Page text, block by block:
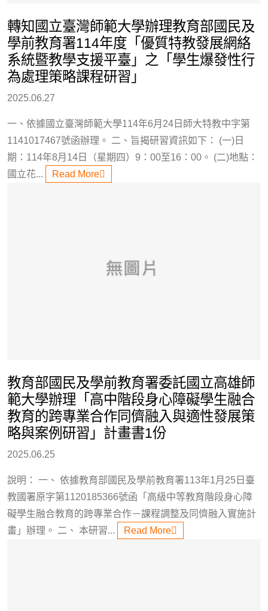
轉知國立臺灣師範大學辦理教育部國民及
學前教育署114年度「優質特教發展網絡
系統暨教學支援平臺」之「學生爆發性行
為處理策略課程研習」
2025.06.27
一、依據國立臺灣師範大學114年6月24日師大特教中字第
1141017467號函辦理。 二、旨揭研習資訊如下： (一)日
期：114年8月14日（星期四）9：00至16：00。 (二)地點：
國立花...
Read More
教育部國民及學前教育署委託國立高雄師
範大學辦理「高中階段身心障礙學生融合
教育的跨專業合作同儕融入與適性發展策
略與案例研習」計畫書1份
2025.06.25
說明： 一、 依據教育部國民及學前教育署113年1月25日臺
教國署原字第1120185366號函「高級中等教育階段身心障
礙學生融合教育的跨專業合作－課程調整及同儕融入實施計
畫」辦理。 二、 本研習...
Read More